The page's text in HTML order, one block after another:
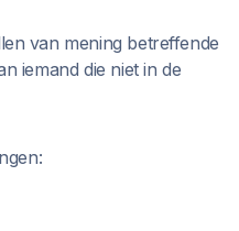
van mening betreffende
iemand die niet in de